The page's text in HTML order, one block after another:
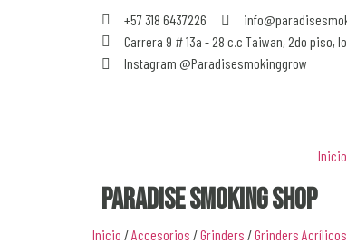
+57 318 6437226
Carrera 9 # 13a - 28 c.c Taiwan, 2do piso,
Instagram @Paradisesmokinggrow
Inicio
Paradise Smoking Shop
Inicio /Accesorios /Grinders /Grinders Acrílicos